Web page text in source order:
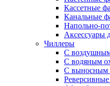
Кассетные
Канальные
Напольно-
Аксессуары
Чиллеры
С
С водяным
С выносным